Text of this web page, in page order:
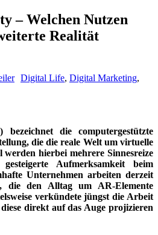
– Welchen Nutzen
Realität
Digital Life, Digital Marketing,
die computergestützte
die die reale Welt um virtuelle
hierbei mehrere Sinnesreize
Aufmerksamkeit beim
Unternehmen arbeiten derzeit
die den Alltag um AR-Elemente
verkündete jüngst die Arbeit
direkt auf das Auge projizieren